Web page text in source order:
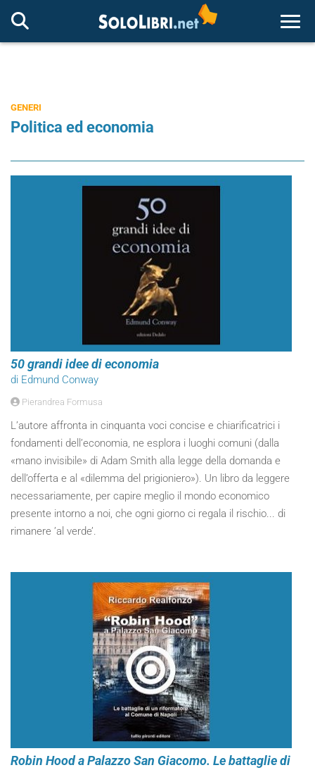
GENERI
Politica ed economia
50 grandi idee di economia
di Edmund Conway
Pierandrea Formusa
L’autore affronta in cinquanta voci concise e chiarificatrici i
fondamenti dell’economia, ne esplora i luoghi comuni (dalla
«mano invisibile» di Adam Smith alla legge della domanda e
dell’offerta e al «dilemma del prigioniero»). Un libro da leggere
necessariamente, per capire meglio il mondo economico
presente intorno a noi, che ogni giorno ci regala il rischio... di
rimanere ’al verde’.
Robin Hood a Palazzo San Giacomo. Le battaglie di